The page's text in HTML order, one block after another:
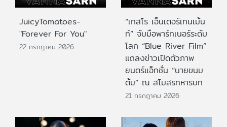
JuicyTomatoes-
"Forever For You"
22 กรกฎาคม 2026
“เกสโร เอ็นเตอร์เทนเม้น
ท์” จับมือพาร์ทเนอร์ระดับ
โลก “Blue River Film”
แถลงข่าวเปิดตัวภาพ
ยนตร์แอ็กชั่น “นายขนม
ต้ม” ณ สโมสรทหารบก
21 กรกฎาคม 2026